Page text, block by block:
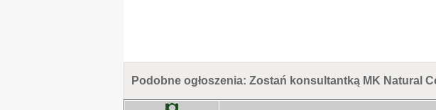
Podobne ogłoszenia: Zostań konsultantką MK Natural